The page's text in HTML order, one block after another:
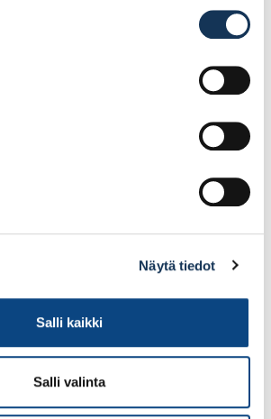
Näytä tiedot
Salli kaikki
Salli valinta
79.84€ /kpl(alv. 0%)
Lisää tilauskoriin